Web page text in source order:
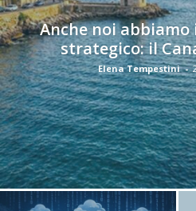
Anche noi
strategico: il
Elena Tempestini -